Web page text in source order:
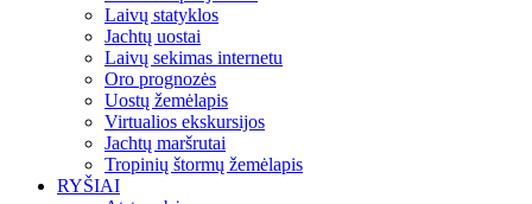
Laivų statyklos
Jachtų uostai
Laivų sekimas internetu
Oro prognozės
Uostų žemėlapis
Virtualios ekskursijos
Jachtų maršrutai
Tropinių štormų žemėlapis
RYŠIAI